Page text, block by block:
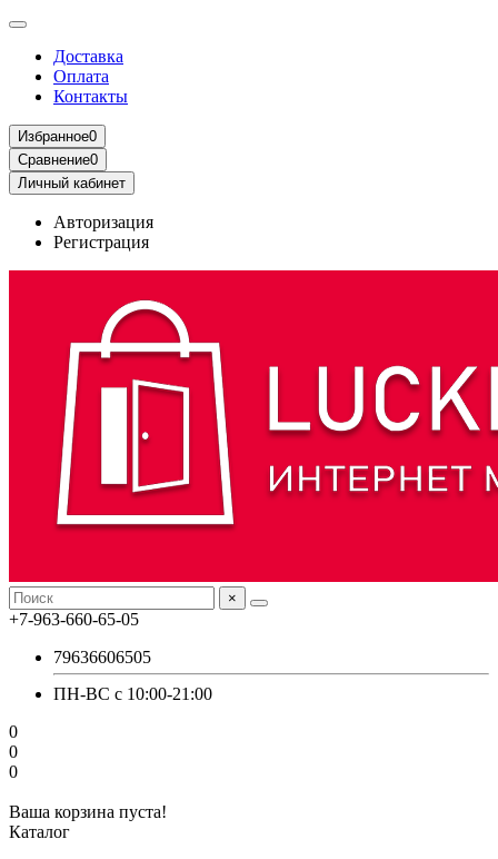
Доставка
Оплата
Контакты
Избранное0
Сравнение0
Личный кабинет
Авторизация
Регистрация
×
+7-963-660-65-05
79636606505
ПН-ВС с 10:00-21:00
0
0
0
Ваша корзина пуста!
Каталог